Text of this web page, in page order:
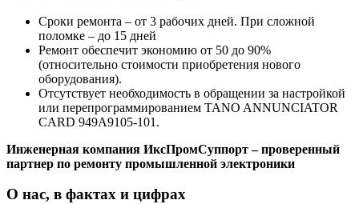
Сроки ремонта – от 3 рабочих дней. При сложной
поломке – до 15 дней
Ремонт обеспечит экономию от 50 до 90%
(относительно стоимости приобретения нового
оборудования).
Отсутствует необходимость в обращении за настройкой
или перепрограммированием TANO ANNUNCIATOR
CARD 949A9105-101.
Инженерная компания ИксПромСуппорт – проверенный
партнер по ремонту промышленной электроники
О нас, в фактах и цифрах